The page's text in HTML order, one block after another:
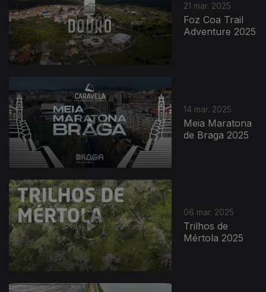
21 mar. 2025
Foz Coa Trail
Adventure 2025
14 mar. 2025
Meia Maratona
de Braga 2025
06 mar. 2025
Trilhos de
Mértola 2025